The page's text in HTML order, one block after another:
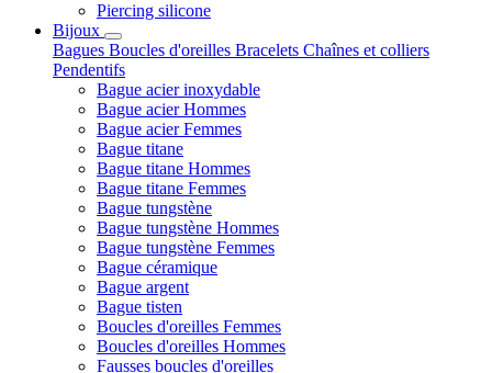
Piercing silicone
Bijoux
Bagues Boucles d'oreilles Bracelets Chaînes et colliers
Pendentifs
Bague acier inoxydable
Bague acier Hommes
Bague acier Femmes
Bague titane
Bague titane Hommes
Bague titane Femmes
Bague tungstène
Bague tungstène Hommes
Bague tungstène Femmes
Bague céramique
Bague argent
Bague tisten
Boucles d'oreilles Femmes
Boucles d'oreilles Hommes
Fausses boucles d'oreilles